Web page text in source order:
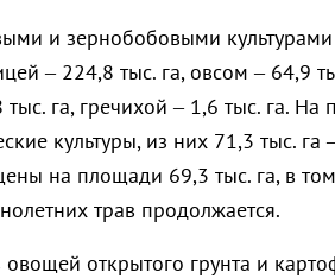
и зернобобовыми культурами
– 224,8 тыс. га, овсом – 64,9
тыс. га, гречихой – 1,6 тыс. га. На
культуры, из них 71,3 тыс.
на площади 69,3 тыс. га, в
трав продолжается.
овощей открытого грунта и